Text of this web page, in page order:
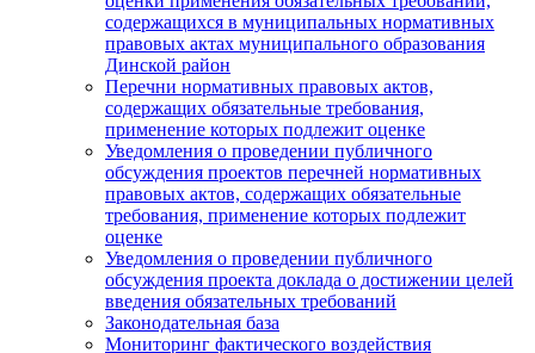
содержащихся в муниципальных нормативных
правовых актах муниципального образования
Динской район
Перечни нормативных правовых актов,
содержащих обязательные требования,
применение которых подлежит оценке
Уведомления о проведении публичного
обсуждения проектов перечней нормативных
правовых актов, содержащих обязательные
требования, применение которых подлежит
оценке
Уведомления о проведении публичного
обсуждения проекта доклада о достижении целей
введения обязательных требований
Законодательная база
Мониторинг фактического воздействия